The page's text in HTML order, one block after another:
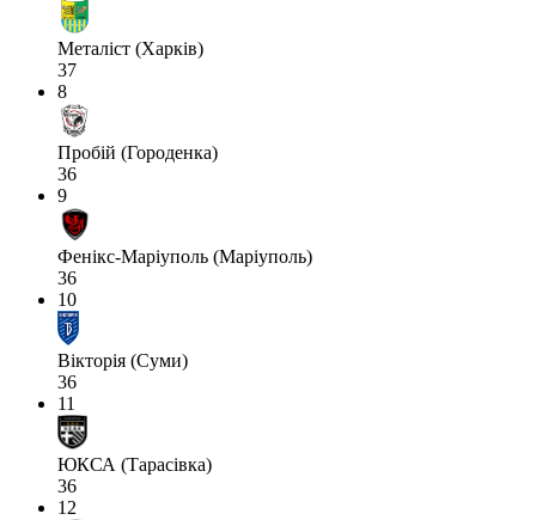
Металіст (Харків)
37
8
Пробій (Городенка)
36
9
Фенікс-Маріуполь (Маріуполь)
36
10
Вікторія (Суми)
36
11
ЮКСА (Тарасівка)
36
12